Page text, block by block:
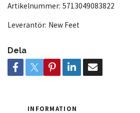
Artikelnummer: 5713049083822
Leverantör: New Feet
Dela
INFORMATION